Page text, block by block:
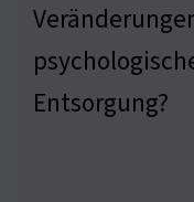
Entsorgung?